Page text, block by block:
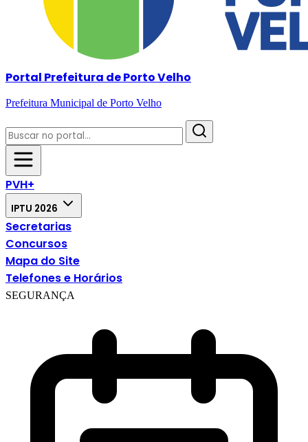
Portal Prefeitura de Porto Velho
Prefeitura Municipal de Porto Velho
PVH+
IPTU 2026
Secretarias
Concursos
Mapa do Site
Telefones e Horários
SEGURANÇA